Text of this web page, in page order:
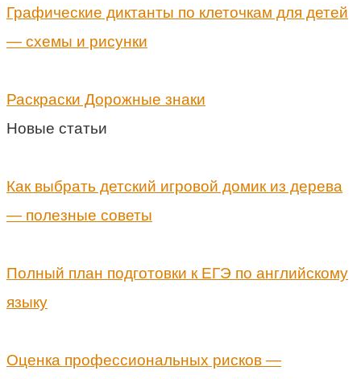
Графические диктанты по клеточкам для детей
— схемы и рисунки
Раскраски Дорожные знаки
Новые статьи
Как выбрать детский игровой домик из дерева
— полезные советы
Полный план подготовки к ЕГЭ по английскому
языку
Оценка профессиональных рисков —